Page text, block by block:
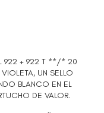
922 + 922 T **/* 20
UN SELLO
BLANCO EN EL
DE VALOR.